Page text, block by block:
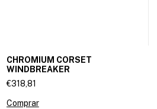
CHROMIUM CORSET
WINDBREAKER
€318,81
Comprar